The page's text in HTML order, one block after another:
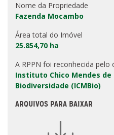
Nome da Propriedade
Fazenda Mocambo
Área total do Imóvel
25.854,70 ha
A RPPN foi reconhecida pelo
Instituto Chico Mendes de
Biodiversidade (ICMBio)
ARQUIVOS PARA BAIXAR